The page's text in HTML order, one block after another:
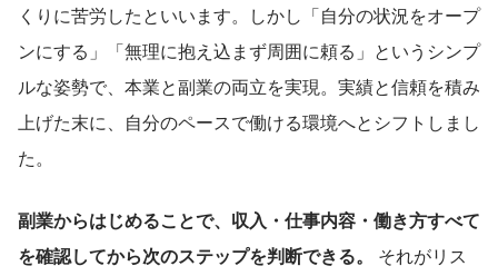
くりに苦労したといいます。しかし「自分の状況をオープ
ンにする」「無理に抱え込まず周囲に頼る」というシンプ
ルな姿勢で、本業と副業の両立を実現。実績と信頼を積み
上げた末に、自分のペースで働ける環境へとシフトしまし
た。
副業からはじめることで、収入・仕事内容・働き方すべて
を確認してから次のステップを判断できる。
それがリス